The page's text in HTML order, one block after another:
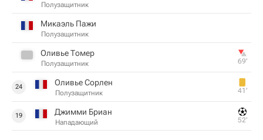
Полузащитник
Микаэль Пажи
Полузащитник
Оливье Томер
Полузащитник 69‎’‎
24 Оливье Сорлен
Полузащитник 41‎’‎
19 Джимми Бриан
Нападающий 52‎’‎